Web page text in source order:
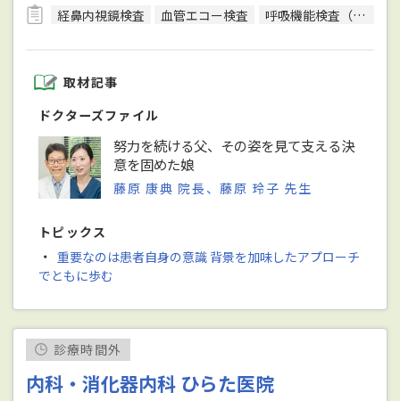
経鼻内視鏡検査
血管エコー検査 呼吸機能検査（スパイロメトリー）
取材記事
ドクターズファイル
努力を続ける父、その姿を見て支える決
意を固めた娘
藤原 康典 院長、藤原 玲子 先生
トピックス
・ 重要なのは患者自身の意識 背景を加味したアプローチ
でともに歩む
診療時間外
内科・消化器内科 ひらた医院